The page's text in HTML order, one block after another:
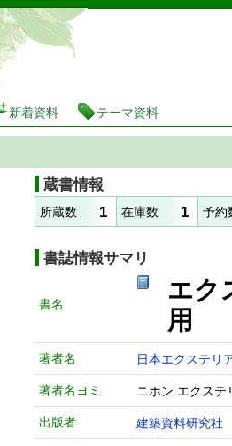
静岡県立図書館 蔵書検索
新着資料 テーマ資料
蔵書情報
所蔵数 1 在庫数 1 予約
書誌情報サマリ
書名
エク
著者名 日本エクステリ
著者名ヨミ ニホン エクステ
出版者 建築資料研究社